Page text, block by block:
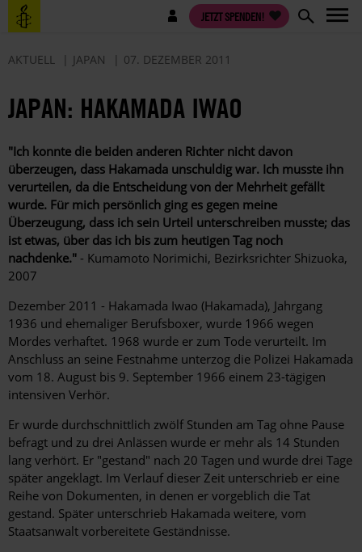
Direkt
zum
Benutzermenü JETZT SPENDEN!
AKTUELL JAPAN 07. DEZEMBER 2011
JAPAN: HAKAMADA IWAO
"Ich konnte die beiden anderen Richter nicht davon
überzeugen, dass Hakamada unschuldig war. Ich musste ihn
verurteilen, da die Entscheidung von der Mehrheit gefällt
wurde. Für mich persönlich ging es gegen meine
Überzeugung, dass ich sein Urteil unterschreiben musste; das
ist etwas, über das ich bis zum heutigen Tag noch
nachdenke." - Kumamoto Norimichi, Bezirksrichter Shizuoka,
2007
Dezember 2011 - Hakamada Iwao (Hakamada), Jahrgang
1936 und ehemaliger Berufsboxer, wurde 1966 wegen
Mordes verhaftet. 1968 wurde er zum Tode verurteilt. Im
Anschluss an seine Festnahme unterzog die Polizei Hakamada
vom 18. August bis 9. September 1966 einem 23-tägigen
intensiven Verhör.
Er wurde durchschnittlich zwölf Stunden am Tag ohne Pause
befragt und zu drei Anlässen wurde er mehr als 14 Stunden
lang verhört. Er "gestand" nach 20 Tagen und wurde drei Tage
später angeklagt. Im Verlauf dieser Zeit unterschrieb er eine
Reihe von Dokumenten, in denen er vorgeblich die Tat
gestand. Später unterschrieb Hakamada weitere, vom
Staatsanwalt vorbereitete Geständnisse.